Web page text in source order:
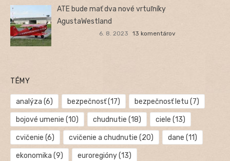
ATE bude mať dva nové vrtuľníky
AgustaWestland
6. 8. 2023 13 komentárov
TÉMY
analýza (6) bezpečnosť(17) bezpečnosť letu (7)
bojové umenie (10) chudnutie (18) ciele (13)
cvičenie (6) cvičenie a chudnutie (20) dane (11)
ekonomika (9) euroregióny(13)